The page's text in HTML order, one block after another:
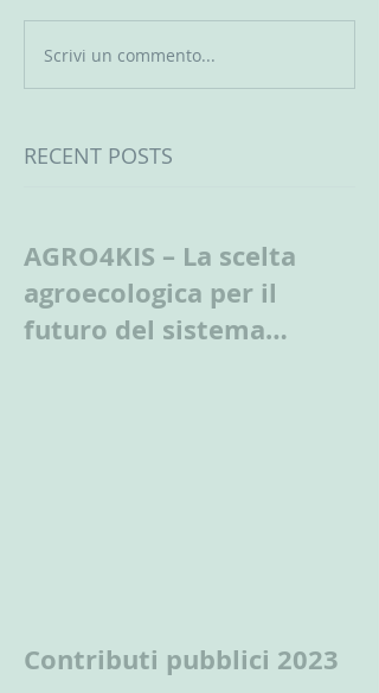
Scrivi un commento...
RECENT POSTS
AGRO4KIS – La scelta
agroecologica per il
futuro del sistema
Contributi pubblici 2023